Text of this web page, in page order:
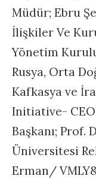
Müdür; Ebru
İlişkiler Ve
Yönetim
Rusya, Orta
Kafkasya ve
Initiative-
Başkanı; Prof.
Üniversitesi
Erman/